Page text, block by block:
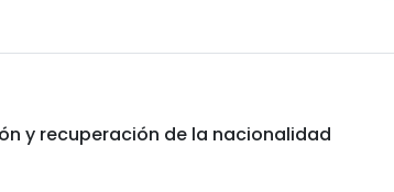
y recuperación de la nacionalidad